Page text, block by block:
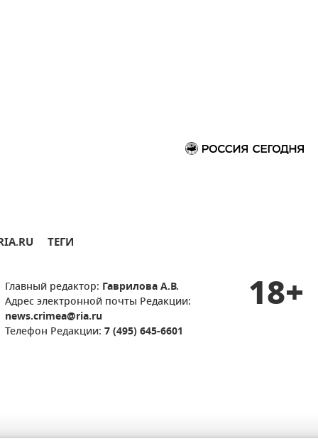
ТЕГИ
Главный редактор: Гаврилова А.В.
Адрес электронной почты Редакции:
news.crimea@ria.ru
Телефон Редакции: 7 (495) 645-6601
18+